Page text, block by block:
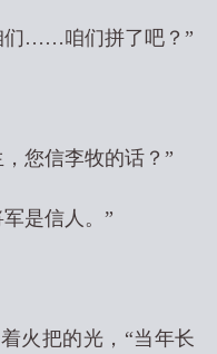
们……咱们拼了吧？”
您信李牧的话？”
是信人。”
火把的光，“当年长